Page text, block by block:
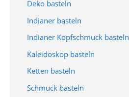
Deko basteln
Indianer basteln
Indianer Kopfschmuck basteln
Kaleidoskop basteln
Ketten basteln
Schmuck basteln